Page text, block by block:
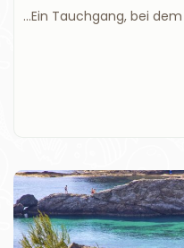
...Ein Tauchgang, bei